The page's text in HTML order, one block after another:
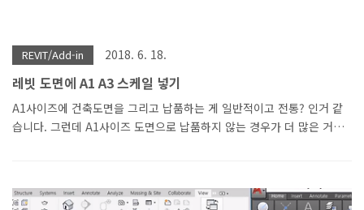
REVIT/Add-in 2018. 6. 18.
레빗 도면에 A1 A3 스케일 넣기
A1사이즈에 건축도면을 그리고 납품하는 게 일반적이고 전통? 인거 같
습니다. 그런데 A1사이즈 도면으로 납품하지 않는 경우가 더 많은 거
같습니다. 머지않은 미래에는 종이도면도 사라지지 않을까요? 더 편하